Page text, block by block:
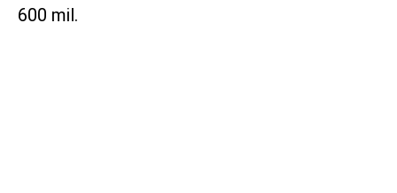
600 mil.